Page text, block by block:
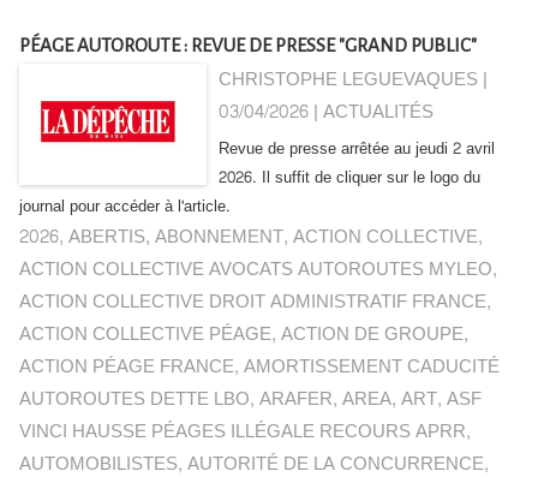
PÉAGE AUTOROUTE : REVUE DE PRESSE "GRAND PUBLIC"
CHRISTOPHE LEGUEVAQUES |
03/04/2026|ACTUALITÉS
Revue de presse arrêtée au jeudi 2 avril
2026. Il suffit de cliquer sur le logo du
journal pour accéder à l'article.
2026,ABERTIS,ABONNEMENT,ACTION COLLECTIVE,
ACTION COLLECTIVE AVOCATS AUTOROUTES MYLEO,
ACTION COLLECTIVE DROIT ADMINISTRATIF FRANCE,
ACTION COLLECTIVE PÉAGE,ACTION DE GROUPE,
ACTION PÉAGE FRANCE,AMORTISSEMENT CADUCITÉ
AUTOROUTES DETTE LBO,ARAFER,AREA,ART,ASF
VINCI HAUSSE PÉAGES ILLÉGALE RECOURS APRR,
AUTOMOBILISTES,AUTORITÉ DE LA CONCURRENCE,